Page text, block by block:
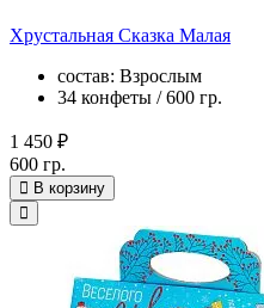
Хрустальная Сказка Малая
состав: Взрослым
34 конфеты / 600 гр.
1 450 ₽
600 гр.
В корзину